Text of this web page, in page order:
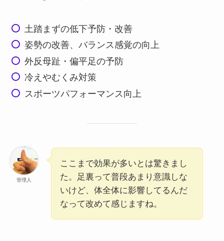
土踏まずの低下予防・改善
姿勢の改善、バランス感覚の向上
外反母趾・偏平足の予防
冷えやむくみ対策
スポーツパフォーマンス向上
管理人
ここまで効果が多いとは驚きまし
た。足裏って普段あまり意識しな
いけど、体全体に影響してるんだ
なって改めて感じますね。